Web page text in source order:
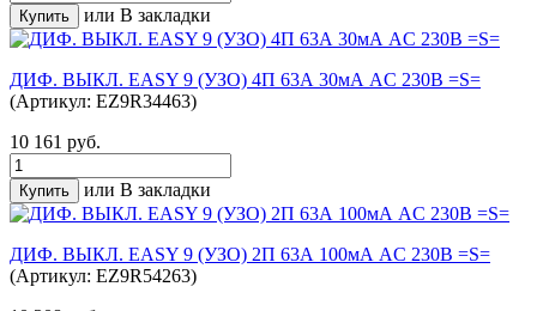
или В закладки
ДИФ. ВЫКЛ. EASY 9 (УЗО) 4П 63А 30мА AC 230В =S=
(Артикул: EZ9R34463)
10 161 руб.
или В закладки
ДИФ. ВЫКЛ. EASY 9 (УЗО) 2П 63А 100мА AC 230В =S=
(Артикул: EZ9R54263)